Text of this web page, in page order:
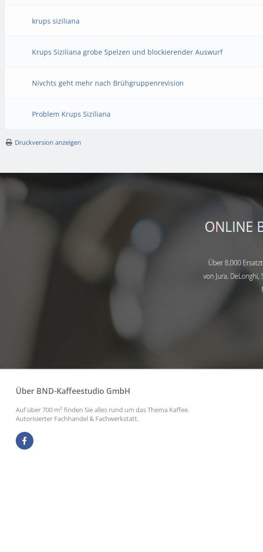
krups siziliana
Krups Siziliana grobe Spelzen und blockierender Auswurf
Nivchts geht mehr nach Brühgruppenrevision
Problem Krups Siziliana
Druckversion anzeigen
Über BND-Kaffeestudio GmbH
Auf über 700 m² finden Sie alles rund um das Thema Kaffee.
Autorisierter Fachhandel & Fachwerkstatt.